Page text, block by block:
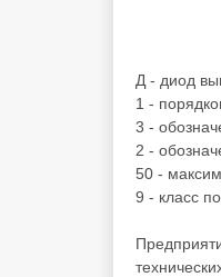
Д - диод
1 -
3 -
2 -
50 -
9 - класс